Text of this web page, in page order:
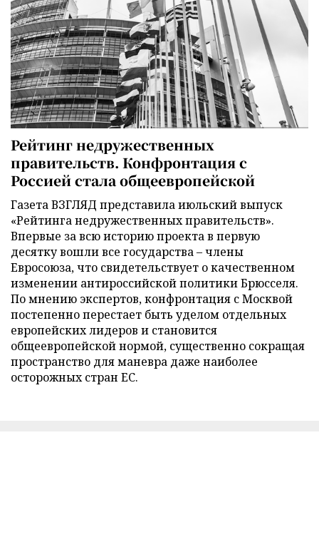
Рейтинг недружественных
правительств. Конфронтация с
Россией стала общеевропейской
Газета ВЗГЛЯД представила июльский выпуск
«Рейтинга недружественных правительств».
Впервые за всю историю проекта в первую
десятку вошли все государства – члены
Евросоюза, что свидетельствует о качественном
изменении антироссийской политики Брюсселя.
По мнению экспертов, конфронтация с Москвой
постепенно перестает быть уделом отдельных
европейских лидеров и становится
общеевропейской нормой, существенно сокращая
пространство для маневра даже наиболее
осторожных стран ЕС.